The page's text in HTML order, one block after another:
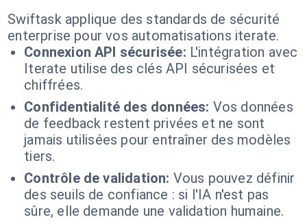
Swiftask applique des standards de sécurité
enterprise pour vos automatisations iterate.
Connexion API sécurisée: L'intégration avec
Iterate utilise des clés API sécurisées et
chiffrées.
Confidentialité des données: Vos données
de feedback restent privées et ne sont
jamais utilisées pour entraîner des modèles
tiers.
Contrôle de validation: Vous pouvez définir
des seuils de confiance : si l'IA n'est pas
sûre, elle demande une validation humaine.